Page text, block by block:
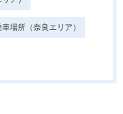
車場所（奈良エリア）